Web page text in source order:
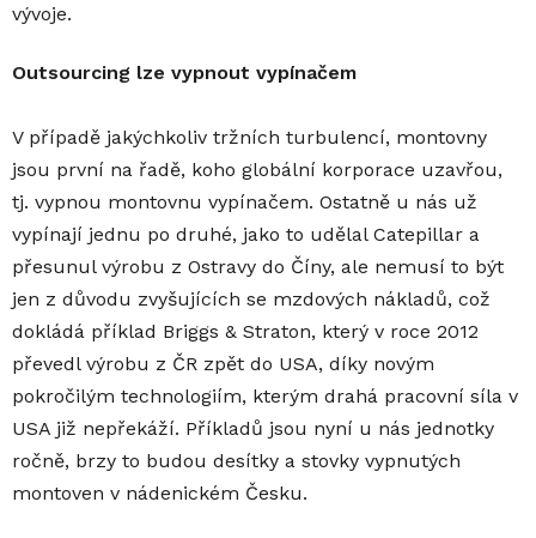
vývoje.
Outsourcing lze vypnout vypínačem
V případě jakýchkoliv tržních turbulencí, montovny
jsou první na řadě, koho globální korporace uzavřou,
tj. vypnou montovnu vypínačem. Ostatně u nás už
vypínají jednu po druhé, jako to udělal Catepillar a
přesunul výrobu z Ostravy do Číny, ale nemusí to být
jen z důvodu zvyšujících se mzdových nákladů, což
dokládá příklad Briggs & Straton, který v roce 2012
převedl výrobu z ČR zpět do USA, díky novým
pokročilým technologiím, kterým drahá pracovní síla v
USA již nepřekáží. Příkladů jsou nyní u nás jednotky
ročně, brzy to budou desítky a stovky vypnutých
montoven v nádenickém Česku.